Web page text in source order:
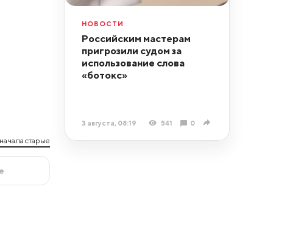
старые
НОВОСТИ
Российским мастерам
пригрозили судом за
использование слова
«ботокс»
3 августа, 08:19 541 0